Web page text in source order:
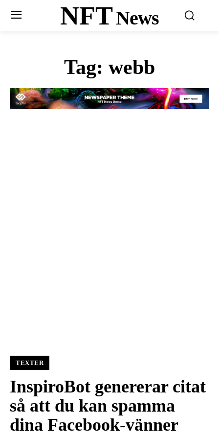
NFTNews
Tag: webb
TEXTER
InspiroBot genererar citat
så att du kan spamma
dina Facebook-vänner